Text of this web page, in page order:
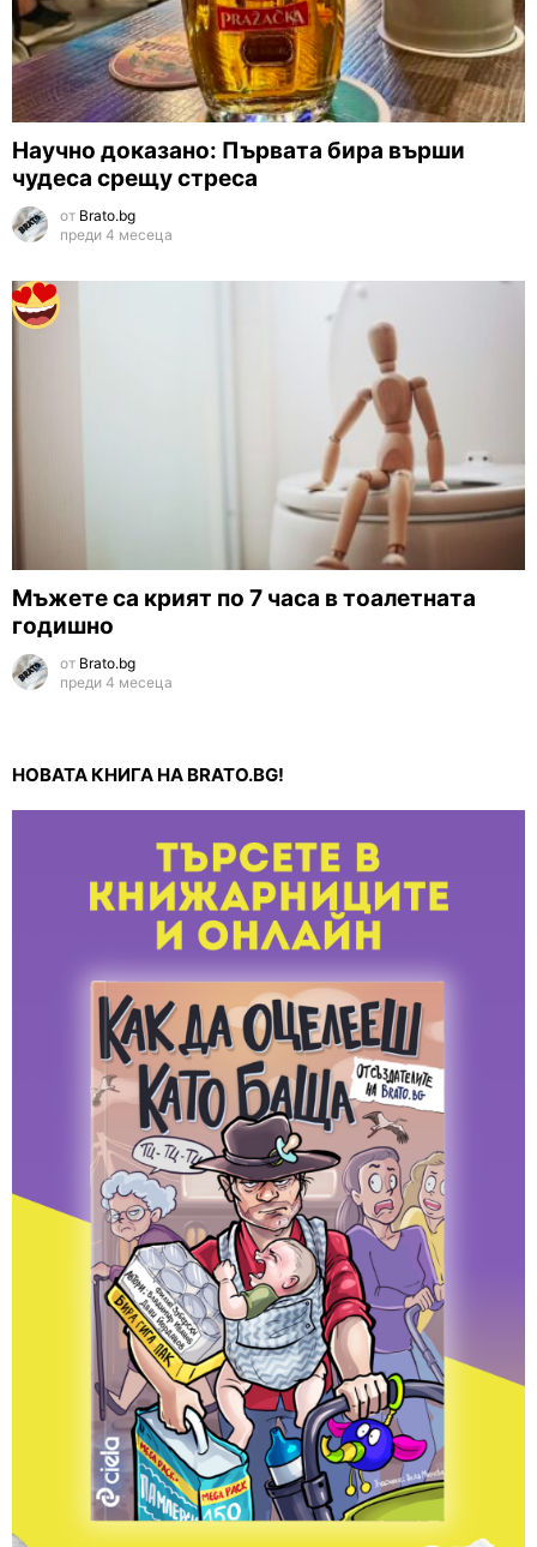
Научно доказано: Първата бира върши
чудеса срещу стреса
от Brato.bg
преди 4 месеца
Мъжете са крият по 7 часа в тоалетната
годишно
от Brato.bg
преди 4 месеца
НОВАТА КНИГА НА BRATO.BG!